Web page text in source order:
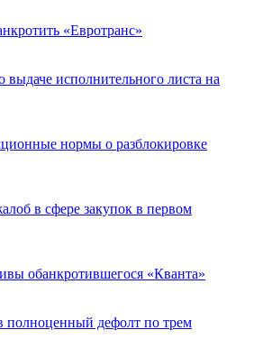
«Евротранс»
выдаче исполнительного листа на
нормы о разблокировке
в сфере закупок в первом
обанкротившегося «Кванта»
полноценный дефолт по трем